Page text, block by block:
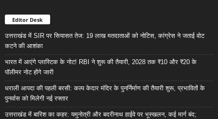
Editor Desk
उत्तराखंड में SIR पर सियासत तेज: 19 लाख मतदाताओं को नोटिस, कांग्रेस ने जताई वोट
कटने की आशंका
भारत में आएंगे प्लास्टिक के नोट! RBI ने शुरू की तैयारी, 2028 तक ₹10 और ₹20 के
पॉलीमर नोट होंगे जारी
धराली आपदा की पहली बरसी: कल्प केदार मंदिर के पुनर्निर्माण की तैयारी शुरू, प्रभावितों के
पुनर्वास को मिलेगी नई रफ्तार
उत्तराखंड में बारिश का कहर: यमुनोत्री और बदरीनाथ हाईवे पर भूस्खलन, कई मार्ग बंद;